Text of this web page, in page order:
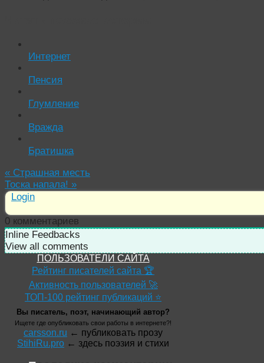
Интернет
Пенсия
Глумление
Вражда
Братишка
« Страшная месть
Тоска напала! »
Login
0 комментариев
Inline Feedbacks
View all comments
ПОЛЬЗОВАТЕЛИ САЙТА
Рейтинг писателей сайта 🏆
Активность пользователей 🚀
ТОП-100 рейтинг публикаций ⭐
Вы писатель, поэт, начинающий автор?
Ищете где опубликовать свои работы в интернете?!
carsson.ru ← публиковать прозу
StihiRu.pro ← здесь поэзия и стихи